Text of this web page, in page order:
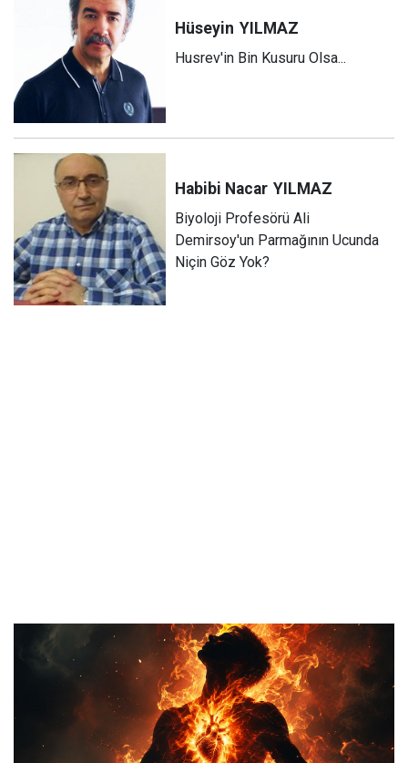
Hüseyin YILMAZ
Husrev'in Bin Kusuru Olsa...
Habibi Nacar YILMAZ
Biyoloji Profesörü Ali
Demirsoy'un Parmağının Ucunda
Niçin Göz Yok?